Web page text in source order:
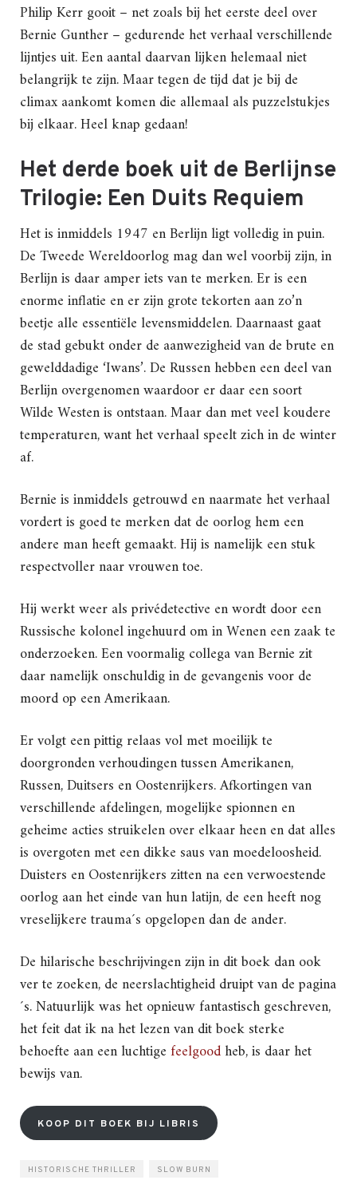
Philip Kerr gooit – net zoals bij het eerste deel over
Bernie Gunther – gedurende het verhaal verschillende
lijntjes uit. Een aantal daarvan lijken helemaal niet
belangrijk te zijn. Maar tegen de tijd dat je bij de
climax aankomt komen die allemaal als puzzelstukjes
bij elkaar. Heel knap gedaan!
Het derde boek uit de Berlijnse
Trilogie: Een Duits Requiem
Het is inmiddels 1947 en Berlijn ligt volledig in puin.
De Tweede Wereldoorlog mag dan wel voorbij zijn, in
Berlijn is daar amper iets van te merken. Er is een
enorme inflatie en er zijn grote tekorten aan zo’n
beetje alle essentiële levensmiddelen. Daarnaast gaat
de stad gebukt onder de aanwezigheid van de brute en
gewelddadige ‘Iwans’. De Russen hebben een deel van
Berlijn overgenomen waardoor er daar een soort
Wilde Westen is ontstaan. Maar dan met veel koudere
temperaturen, want het verhaal speelt zich in de winter
af.
Bernie is inmiddels getrouwd en naarmate het verhaal
vordert is goed te merken dat de oorlog hem een
andere man heeft gemaakt. Hij is namelijk een stuk
respectvoller naar vrouwen toe.
Hij werkt weer als privédetective en wordt door een
Russische kolonel ingehuurd om in Wenen een zaak te
onderzoeken. Een voormalig collega van Bernie zit
daar namelijk onschuldig in de gevangenis voor de
moord op een Amerikaan.
Er volgt een pittig relaas vol met moeilijk te
doorgronden verhoudingen tussen Amerikanen,
Russen, Duitsers en Oostenrijkers. Afkortingen van
verschillende afdelingen, mogelijke spionnen en
geheime acties struikelen over elkaar heen en dat alles
is overgoten met een dikke saus van moedeloosheid.
Duisters en Oostenrijkers zitten na een verwoestende
oorlog aan het einde van hun latijn, de een heeft nog
vreselijkere trauma´s opgelopen dan de ander.
De hilarische beschrijvingen zijn in dit boek dan ook
ver te zoeken, de neerslachtigheid druipt van de pagina
´s. Natuurlijk was het opnieuw fantastisch geschreven,
het feit dat ik na het lezen van dit boek sterke
behoefte aan een luchtigefeelgoodheb, is daar het
bewijs van.
KOOP DIT BOEK BIJ LIBRIS
HISTORISCHE THRILLER SLOW BURN